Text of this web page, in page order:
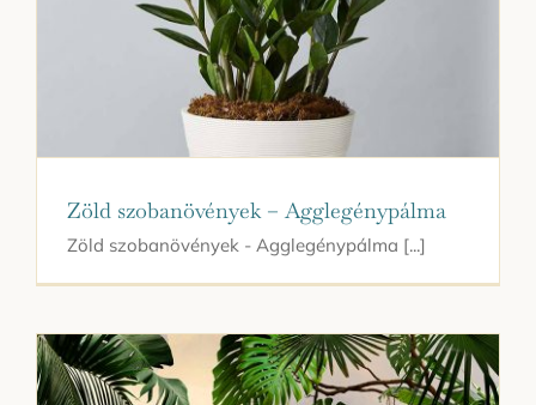
Zöld szobanövények – Agglegénypálma
Zöld szobanövények - Agglegénypálma [...]